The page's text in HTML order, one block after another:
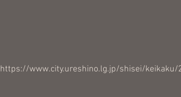
https://www.city.ureshino.lg.jp/shisei/